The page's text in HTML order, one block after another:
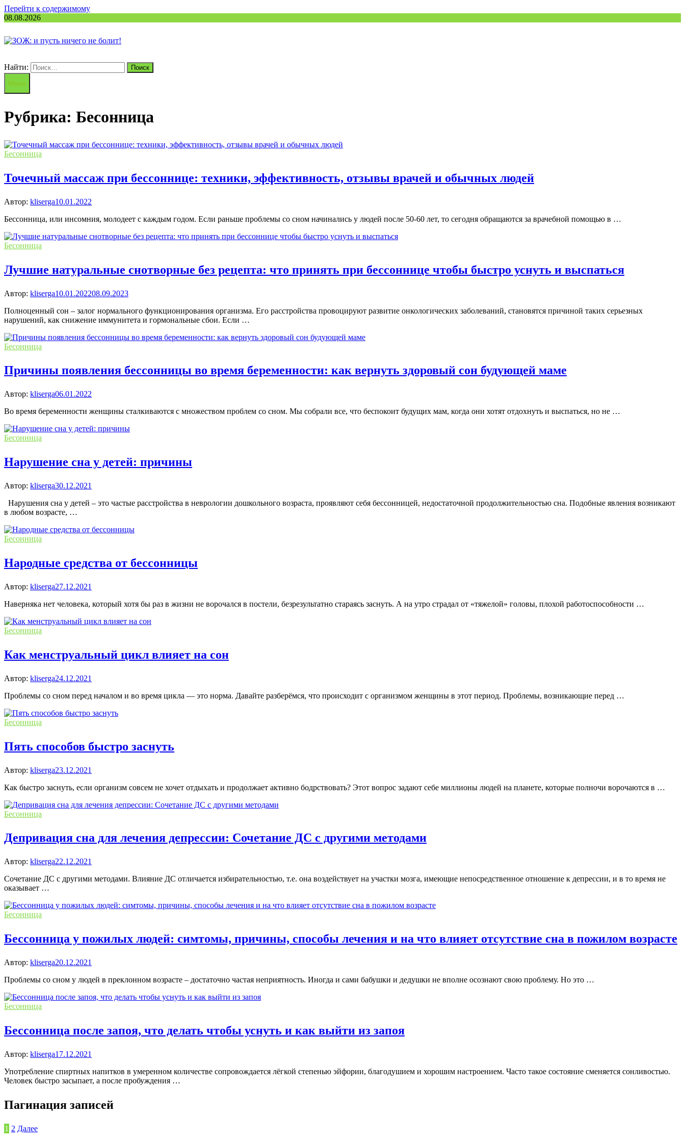
Перейти к содержимому
08.08.2026
Найти:
Меню
Рубрика: Бесонница
Бесонница
Точечный массаж при бессоннице: техники, эффективность, отзывы врачей и обычных людей
Автор: kliserga10.01.2022
Бессонница, или инсомния, молодеет с каждым годом. Если раньше проблемы со сном начинались у людей после 50-60 лет, то сегодня обращаются за врачебной помощью в …
Бесонница
Лучшие натуральные снотворные без рецепта: что принять при бессоннице чтобы быстро уснуть и выспаться
Автор: kliserga10.01.202208.09.2023
Полноценный сон – залог нормального функционирования организма. Его расстройства провоцируют развитие онкологических заболеваний, становятся причиной таких серьезных
нарушений, как снижение иммунитета и гормональные сбои. Если …
Бесонница
Причины появления бессонницы во время беременности: как вернуть здоровый сон будующей маме
Автор: kliserga06.01.2022
Во время беременности женщины сталкиваются с множеством проблем со сном. Мы собрали все, что беспокоит будущих мам, когда они хотят отдохнуть и выспаться, но не …
Бесонница
Нарушение сна у детей: причины
Автор: kliserga30.12.2021
Нарушения сна у детей – это частые расстройства в неврологии дошкольного возраста, проявляют себя бессонницей, недостаточной продолжительностью сна. Подобные явления возникают
в любом возрасте, …
Бесонница
Народные средства от бессонницы
Автор: kliserga27.12.2021
Наверняка нет человека, который хотя бы раз в жизни не ворочался в постели, безрезультатно стараясь заснуть. А на утро страдал от «тяжелой» головы, плохой работоспособности …
Бесонница
Как менструальный цикл влияет на сон
Автор: kliserga24.12.2021
Проблемы со сном перед началом и во время цикла — это норма. Давайте разберёмся, что происходит с организмом женщины в этот период. Проблемы, возникающие перед …
Бесонница
Пять способов быстро заснуть
Автор: kliserga23.12.2021
Как быстро заснуть, если организм совсем не хочет отдыхать и продолжает активно бодрствовать? Этот вопрос задают себе миллионы людей на планете, которые полночи ворочаются в …
Бесонница
Депривация сна для лечения депрессии: Сочетание ДС с другими методами
Автор: kliserga22.12.2021
Сочетание ДС с другими методами. Влияние ДС отличается избирательностью, т.е. она воздействует на участки мозга, имеющие непосредственное отношение к депрессии, и в то время не
оказывает …
Бесонница
Бессонница у пожилых людей: симтомы, причины, способы лечения и на что влияет отсутствие сна в пожилом возрасте
Автор: kliserga20.12.2021
Проблемы со сном у людей в преклонном возрасте – достаточно частая неприятность. Иногда и сами бабушки и дедушки не вполне осознают свою проблему. Но это …
Бесонница
Бессонница после запоя, что делать чтобы уснуть и как выйти из запоя
Автор: kliserga17.12.2021
Употребление спиртных напитков в умеренном количестве сопровождается лёгкой степенью эйфории, благодушием и хорошим настроением. Часто такое состояние сменяется сонливостью.
Человек быстро засыпает, а после пробуждения …
Пагинация записей
1 2 Далее